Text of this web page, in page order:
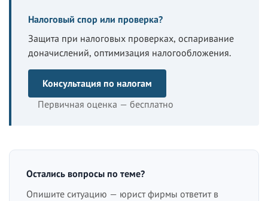
Налоговый спор или проверка?
Защита при налоговых проверках, оспаривание
доначислений, оптимизация налогообложения.
Консультация по налогам
Первичная оценка — бесплатно
Остались вопросы по теме?
Опишите ситуацию — юрист фирмы ответит в